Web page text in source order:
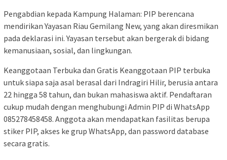
Pengabdian kepada Kampung Halaman: PIP berencana
mendirikan Yayasan Riau Gemilang New, yang akan diresmikan
pada deklarasi ini. Yayasan tersebut akan bergerak di bidang
kemanusiaan, sosial, dan lingkungan.
Keanggotaan Terbuka dan Gratis Keanggotaan PIP terbuka
untuk siapa saja asal berasal dari Indragiri Hilir, berusia antara
22 hingga 58 tahun, dan bukan mahasiswa aktif. Pendaftaran
cukup mudah dengan menghubungi Admin PIP di WhatsApp
085278458458. Anggota akan mendapatkan fasilitas berupa
stiker PIP, akses ke grup WhatsApp, dan password database
secara gratis.